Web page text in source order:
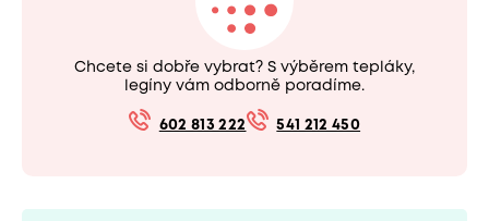
Chcete si dobře vybrat? S výběrem tepláky,
legíny vám odborně poradíme.
602 813 222 541 212 450